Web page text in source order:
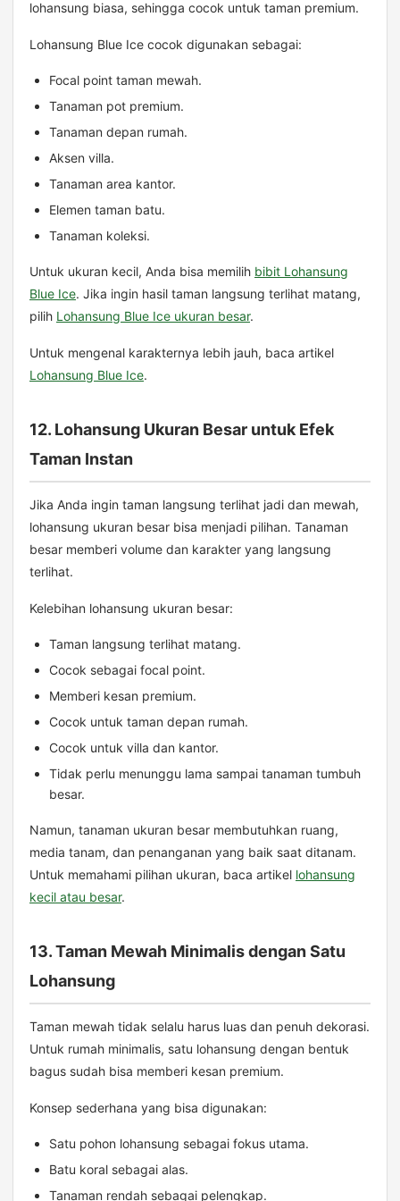
lohansung biasa, sehingga cocok untuk taman premium.
Lohansung Blue Ice cocok digunakan sebagai:
Focal point taman mewah.
Tanaman pot premium.
Tanaman depan rumah.
Aksen villa.
Tanaman area kantor.
Elemen taman batu.
Tanaman koleksi.
Untuk ukuran kecil, Anda bisa memilih bibit Lohansung
Blue Ice. Jika ingin hasil taman langsung terlihat matang,
pilih Lohansung Blue Ice ukuran besar.
Untuk mengenal karakternya lebih jauh, baca artikel
Lohansung Blue Ice.
12. Lohansung Ukuran Besar untuk Efek
Taman Instan
Jika Anda ingin taman langsung terlihat jadi dan mewah,
lohansung ukuran besar bisa menjadi pilihan. Tanaman
besar memberi volume dan karakter yang langsung
terlihat.
Kelebihan lohansung ukuran besar:
Taman langsung terlihat matang.
Cocok sebagai focal point.
Memberi kesan premium.
Cocok untuk taman depan rumah.
Cocok untuk villa dan kantor.
Tidak perlu menunggu lama sampai tanaman tumbuh
besar.
Namun, tanaman ukuran besar membutuhkan ruang,
media tanam, dan penanganan yang baik saat ditanam.
Untuk memahami pilihan ukuran, baca artikel lohansung
kecil atau besar.
13. Taman Mewah Minimalis dengan Satu
Lohansung
Taman mewah tidak selalu harus luas dan penuh dekorasi.
Untuk rumah minimalis, satu lohansung dengan bentuk
bagus sudah bisa memberi kesan premium.
Konsep sederhana yang bisa digunakan:
Satu pohon lohansung sebagai fokus utama.
Batu koral sebagai alas.
Tanaman rendah sebagai pelengkap.